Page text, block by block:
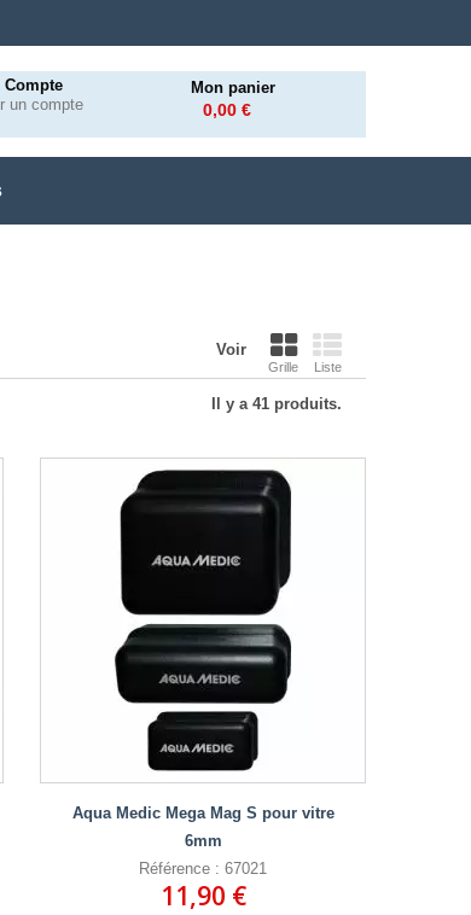
Compte
un compte
Mon panier
0,00 €
Voir
Grille Liste
Il y a 41 produits.
Aqua Medic Mega Mag S pour vitre
6mm
Référence : 67021
11,90 €